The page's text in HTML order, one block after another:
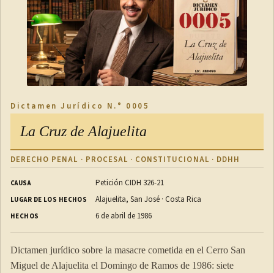
Dictamen Jurídico N.° 0005
La Cruz de Alajuelita
DERECHO PENAL · PROCESAL · CONSTITUCIONAL · DDHH
CAUSA Petición CIDH 326-21
LUGAR DE LOS HECHOS Alajuelita, San José · Costa Rica
HECHOS 6 de abril de 1986
Dictamen jurídico sobre la masacre cometida en el Cerro San
Miguel de Alajuelita el Domingo de Ramos de 1986: siete